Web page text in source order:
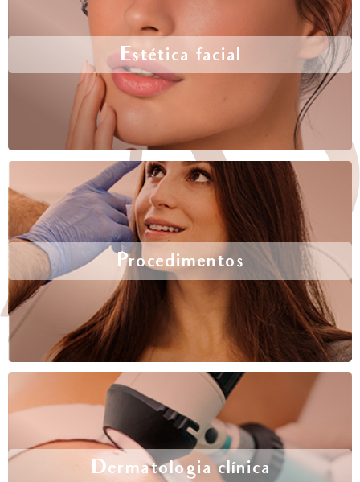
Estética facial
Procedimentos
Dermatologia clínica